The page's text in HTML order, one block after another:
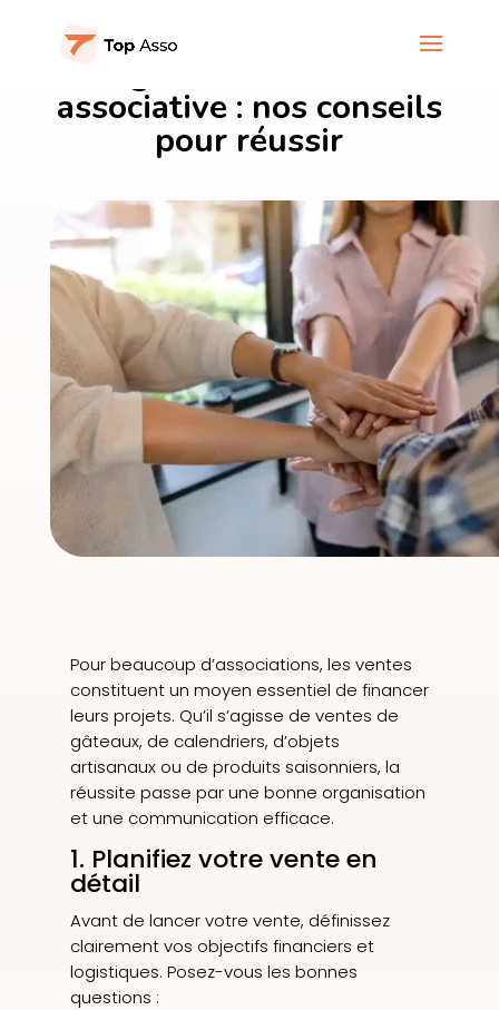
associative : nos conseils
pour réussir
Pour beaucoup d’associations, les ventes
constituent un moyen essentiel de financer
leurs projets. Qu’il s’agisse de ventes de
gâteaux, de calendriers, d’objets
artisanaux ou de produits saisonniers, la
réussite passe par une bonne organisation
et une communication efficace.
1. Planifiez votre vente en
détail
Avant de lancer votre vente, définissez
clairement vos objectifs financiers et
logistiques. Posez-vous les bonnes
questions :